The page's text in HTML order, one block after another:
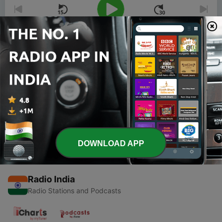
00:00 00:00
2024
ザ・マネー～木曜日は櫻井英明のかぶてつ
(2026.03.26放送分)
26 Mar 2026
Radio India
Radio Stations and Podcasts
DOWNLOAD APP